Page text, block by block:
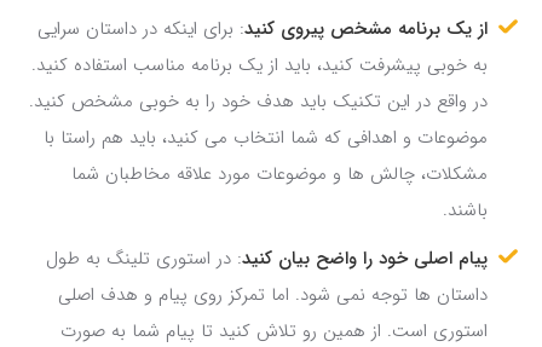
از یک برنامه مشخص پیروی کنید: برای اینکه در داستان سرایی
به خوبی پیشرفت کنید، باید از یک برنامه مناسب استفاده کنید.
در واقع در این تکنیک باید هدف خود را به خوبی مشخص کنید.
موضوعات و اهدافی که شما انتخاب می کنید، باید هم راستا با
مشکلات، چالش ها و موضوعات مورد علاقه مخاطبان شما
باشند.
پیام اصلی خود را واضح بیان کنید: در استوری تلینگ به طول
داستان ها توجه نمی شود. اما تمرکز روی پیام و هدف اصلی
استوری است. از همین رو تلاش کنید تا پیام شما به صورت